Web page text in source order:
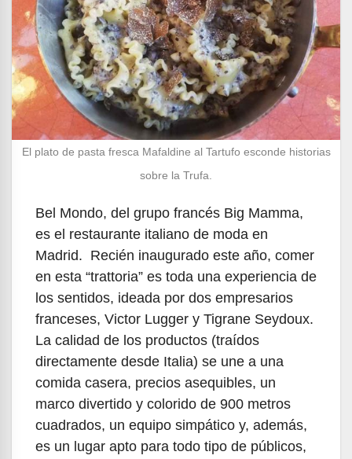
El plato de pasta fresca Mafaldine al Tartufo esconde historias
sobre la Trufa.
Bel Mondo, del grupo francés Big Mamma,
es el restaurante italiano de moda en
Madrid. Recién inaugurado este año, comer
en esta “trattoria” es toda una experiencia de
los sentidos, ideada por dos empresarios
franceses, Victor Lugger y Tigrane Seydoux.
La calidad de los productos (traídos
directamente desde Italia) se une a una
comida casera, precios asequibles, un
marco divertido y colorido de 900 metros
cuadrados, un equipo simpático y, además,
es un lugar apto para todo tipo de públicos,